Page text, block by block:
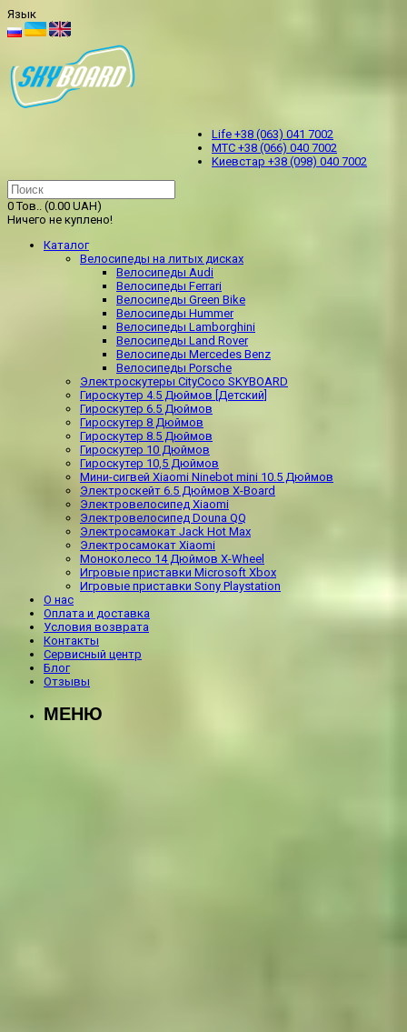
Язык
Life +38 (063) 041 7002
МТС +38 (066) 040 7002
Kиевстар +38 (098) 040 7002
0 Тов.. (0.00 UAH)
Ничего не куплено!
Каталог
Велосипеды на литых дисках
Велосипеды Audi
Велосипеды Ferrari
Велосипеды Green Bike
Велосипеды Hummer
Велосипеды Lamborghini
Велосипеды Land Rover
Велосипеды Mercedes Benz
Велосипеды Porsche
Электроскутеры CityCoco SKYBOARD
Гироскутер 4.5 Дюймов [Детский]
Гироскутер 6.5 Дюймов
Гироскутер 8 Дюймов
Гироскутер 8.5 Дюймов
Гироскутер 10 Дюймов
Гироскутер 10,5 Дюймов
Мини-сигвей Xiaomi Ninebot mini 10.5 Дюймов
Электроскейт 6.5 Дюймов X-Board
Электровелосипед Xiaomi
Электровелосипед Douna QQ
Электросамокат Jack Hot Max
Электросамокат Xiaomi
Моноколесо 14 Дюймов X-Wheel
Игровые приставки Microsoft Xbox
Игровые приставки Sony Playstation
О нас
Оплата и доставка
Условия возврата
Контакты
Сервисный центр
Блог
Отзывы
МЕНЮ